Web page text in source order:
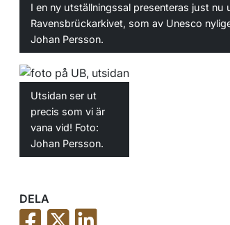
I en ny utställningssal presenteras just
Ravensbrückarkivet, som av Unesco
Johan Persson.
Utsidan ser ut
precis som vi är
vana vid! Foto:
Johan Persson.
DELA